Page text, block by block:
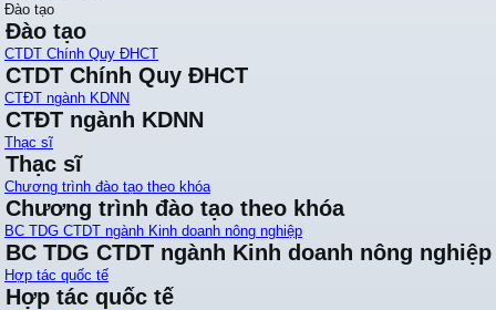
Đào tạo
Đào tạo
CTDT Chính Quy ĐHCT
CTDT Chính Quy ĐHCT
CTĐT ngành KDNN
CTĐT ngành KDNN
Thạc sĩ
Thạc sĩ
Chương trình đào tạo theo khóa
Chương trình đào tạo theo khóa
BC TDG CTDT ngành Kinh doanh nông nghiệp
BC TDG CTDT ngành Kinh doanh nông nghiệp
Hợp tác quốc tế
Hợp tác quốc tế